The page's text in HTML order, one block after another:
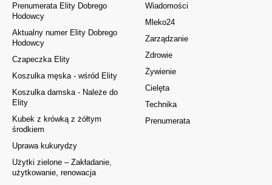
Wiadomości
Mleko24
Zarządzanie
Zdrowie
Żywienie
Cielęta
Technika
Prenumerata
Prenumerata Elity Dobrego
Hodowcy
Aktualny numer Elity Dobrego
Hodowcy
Czapeczka Elity
Koszulka męska - wśród Elity
Koszulka damska - Należe do
Elity
Kubek z krówką z żółtym
środkiem
Uprawa kukurydzy
Użytki zielone – Zakładanie,
użytkowanie, renowacja